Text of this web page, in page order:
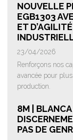
NOUVELLE
EGB1303
ET
23/04/2026
Renforçons nos
avancée pour
production.
8M |
PAS DE